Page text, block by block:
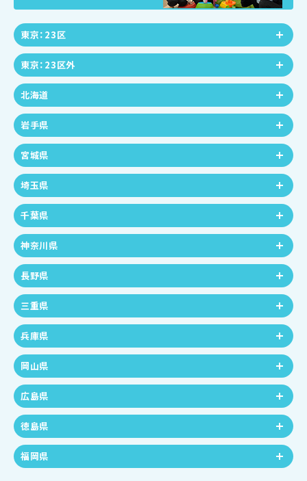
東京：23区
東京：23区外
北海道
岩手県
宮城県
埼玉県
千葉県
神奈川県
長野県
三重県
兵庫県
岡山県
広島県
徳島県
福岡県